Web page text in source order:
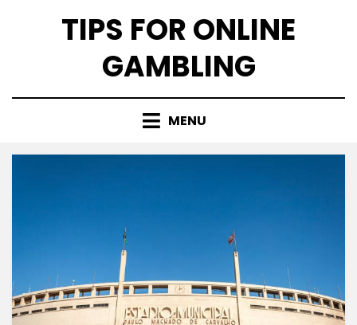
TIPS FOR ONLINE
GAMBLING
MENU